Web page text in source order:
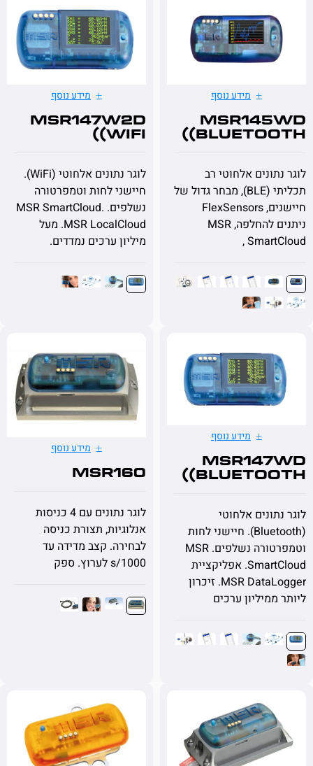
מידע נוסף
אלחוטי רב
תכליתי (BLE), מבחר גדול של
חיישנים, FlexSensors
ניתנים להחלפה, MSR
מידע נוסף
MSR147W2D
(WiFi)
לוגר נתונים אלחוטי (WiFi).
חיישני לחות וטמפרטורה
נשלפים. MSR SmartCloud.
MSR LocalCloud. מעל
מיליון ערכים נמדדים.
מידע נוסף
אלחוטי
(Bluetooth). חיישני לחות
וטמפרטורה נשלפים. MSR
SmartCloud. אפליקציית
MSR DataLogger. זיכרון
ערכים
מידע נוסף
MSR160
לוגר נתונים עם 4 כניסות
אנלוגיות, תצורת כניסה
לבחירה. קצב מדידה עד